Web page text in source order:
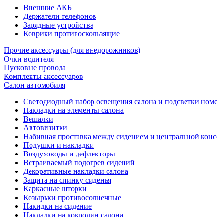
Внешние АКБ
Держатели телефонов
Зарядные устройства
Коврики противоскользящие
Прочие аксессуары (для внедорожников)
Очки водителя
Пусковые провода
Комплекты аксессуаров
Салон автомобиля
Светодиодный набор освещения салона и подсветки
Накладки на элементы салона
Вешалки
Автовизитки
Набивная проставка между сидением и центральной
Подушки и накладки
Воздуховоды и дефлекторы
Встраиваемый подогрев сидений
Декоративные накладки салона
Защита на спинку сиденья
Каркасные шторки
Козырьки противосолнечные
Накидки на сидение
Накладки на ковролин салона